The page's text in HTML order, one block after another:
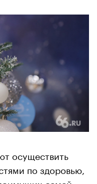
осуществить
по здоровью,